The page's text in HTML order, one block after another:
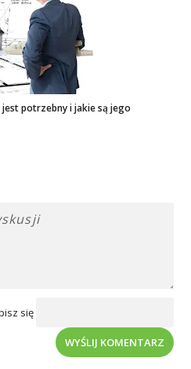
potrzebny i jakie są jego
się
WYŚLIJ KOMENTARZ